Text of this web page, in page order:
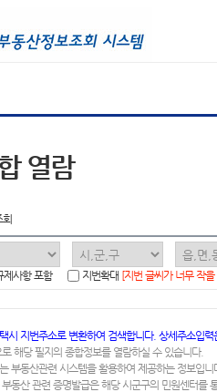
열람
회
제사항 포함
지번확대 [지번 글씨가 너무 작
시 지번주소로 변환하여 검색합니다. 상세주소입
해당 필지의 종합정보를 열람하실 수 있습니다.
부동산관련 시스템을 활용하여 제공하는 정보입니
동산 관련 증명발급은 해당 시군구의 민원센터를